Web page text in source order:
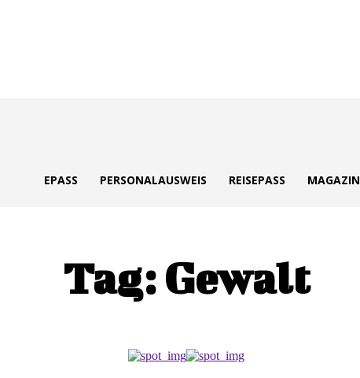
EPASS PERSONALAUSWEIS REISEPASS MAGAZIN
Tag:Gewalt